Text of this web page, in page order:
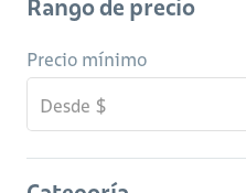
Rango de precio
Precio mínimo